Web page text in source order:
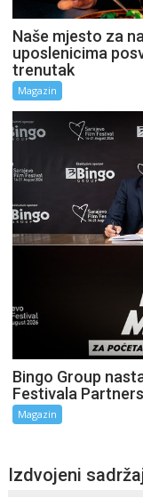
Naše mjesto za
uposlenicima
trenutak
Magazin
Bingo Group
Festivala
Magazin
Izdvojeni